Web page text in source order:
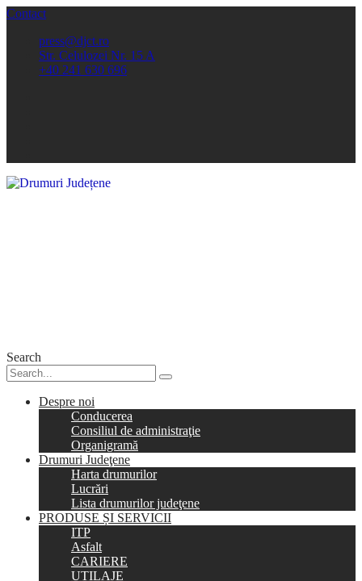
Contact
press@djct.ro
Str. Celulozei Nr. 15 A
+40 241 630 696
Search
Despre noi
Conducerea
Consiliul de administraţie
Organigramă
Drumuri Judeţene
Harta drumurilor
Lucrări
Lista drumurilor judeţene
PRODUSE ȘI SERVICII
ITP
Asfalt
CARIERE
UTILAJE